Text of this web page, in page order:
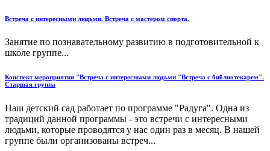
Встреча с интересными людьми. Встреча с мастером спорта.
Занятие по познавательному развитию в подготовительной к
школе группе...
Конспект мероприятия "Встреча с интересными людьми "Встреча с библиотекарем".
Старшая группа
Наш детский сад работает по программе "Радуга". Одна из
традиций данной программы - это встречи с интересными
людьми, которые проводятся у нас один раз в месяц. В нашей
группе были организованы встреч...